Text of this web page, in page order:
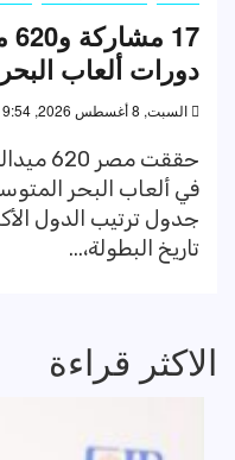
دورات ألعاب
السبت, 8 أغسطس 2026, 9:54 م
في ألعاب البحر
جدول ترتيب الدول
تاريخ البطولة،...
الاكثر قراءة